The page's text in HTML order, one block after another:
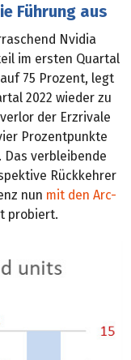
Führung aus
Nvidia
im ersten Quartal
75 Prozent, legt
2022 wieder zu
der Erzrivale
Prozentpunkte
Das verbleibende
Rückkehrer
nun mit den Arc-
probiert.